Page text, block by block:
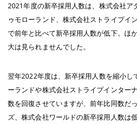
2021年度の新卒採用人数は、株式会社ア
ゥモローランド、株式会社ストライプイ
で前年と比べて新卒採用人数が低下。ほ
大は見られませんでした。
翌年2022年度は、新卒採用人数を縮小し
ーランドや株式会社ストライプインター
数を回復させていますが、前年比同数だ
ズ、株式会社ワールドの新卒採用人数は